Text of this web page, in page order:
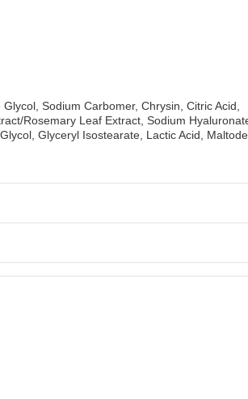
Sodium Carbomer, Chrysin, Citric Acid,
​Rosemary Leaf Extract, Sodium
Glyceryl Isostearate, Lactic Acid,